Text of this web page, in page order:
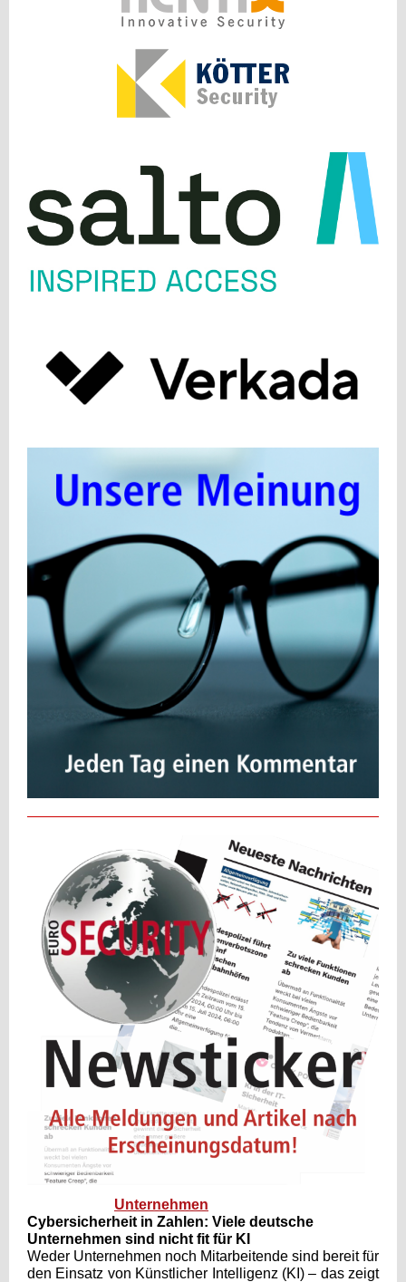
Unternehmen
Cybersicherheit in Zahlen: Viele deutsche
Unternehmen sind nicht fit für KI
Weder Unternehmen noch Mitarbeitende sind bereit für
den Einsatz von Künstlicher Intelligenz (KI) – das zeigt